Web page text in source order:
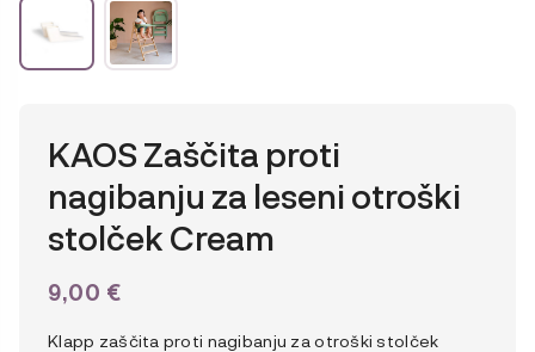
KAOS Zaščita proti
nagibanju za leseni otroški
stolček Cream
9,00 €
Klapp zaščita proti nagibanju za otroški stolček